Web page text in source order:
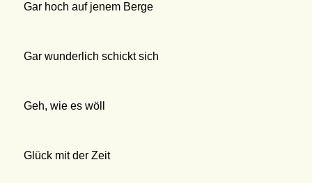
Gar hoch auf jenem Berge
Gar wunderlich schickt sich
Geh, wie es wöll
Glück mit der Zeit